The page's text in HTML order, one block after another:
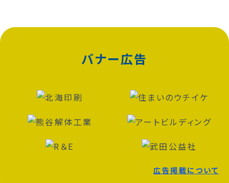
バナー広告
広告掲載について